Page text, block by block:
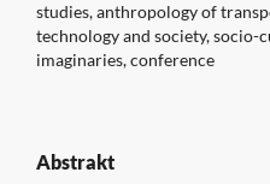
studies, anthropology of
technology and society, socio-
imaginaries, conference
Abstrakt